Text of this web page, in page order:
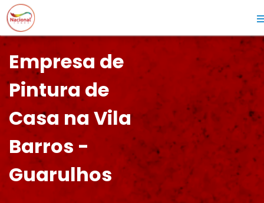
Empresa de
Pintura de
Casa na Vila
Barros -
Guarulhos